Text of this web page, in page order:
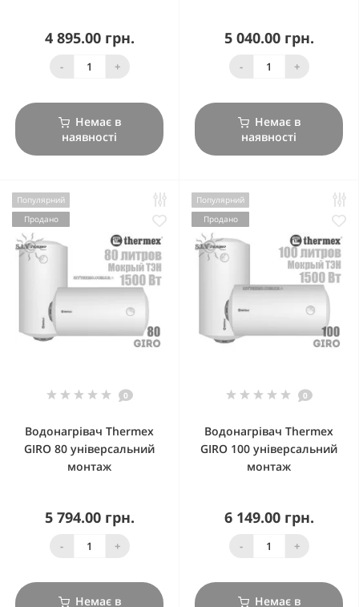
4 895.00 грн.
- +
Немає в
наявності
5 040.00 грн.
- +
Немає в
наявності
Популярний
Продано
0
Водонагрівач Thermex
GIRO 80 універсальний
монтаж
5 794.00 грн.
- +
Немає в
Популярний
Продано
0
Водонагрівач Thermex
GIRO 100 універсальний
монтаж
6 149.00 грн.
- +
Немає в